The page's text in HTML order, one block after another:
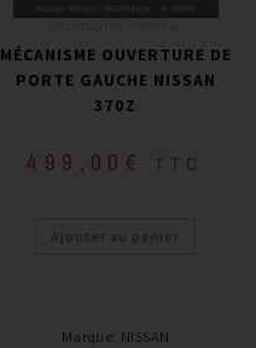
MÉCANISME OUVERTURE DE
PORTE GAUCHE NISSAN
370Z
499,00 € TTC
Ajouter au panier
Marque: NISSAN